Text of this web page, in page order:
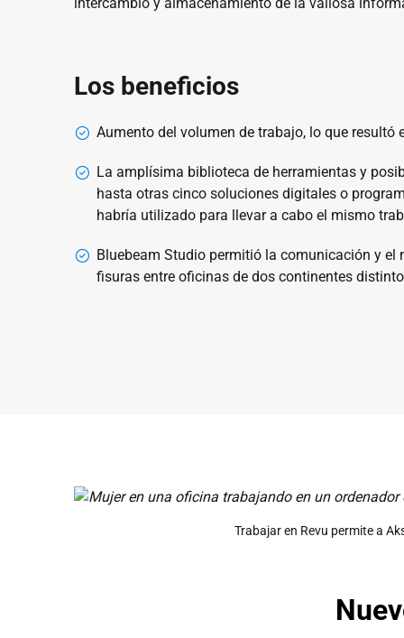
Los beneficios
Aumento del volumen de trabajo, lo que resultó
La amplísima biblioteca de herramientas y
hasta otras cinco soluciones digitales o
habría utilizado para llevar a cabo el mismo
Bluebeam Studio permitió la comunicación y el
fisuras entre oficinas de dos continentes
Trabajar en Revu permite a